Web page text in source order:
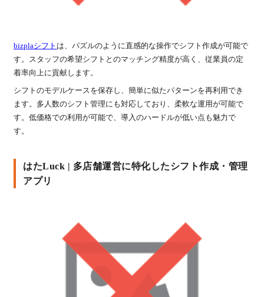
bizplaシフト は、パズルのように直感的な操作でシフト作成が可能で
す。スタッフの希望シフトとのマッチング精度が高く、従業員の定
着率向上に貢献します。
シフトのモデルケースを保存し、簡単に似たパターンを再利用でき
ます。多人数のシフト管理にも対応しており、柔軟な運用が可能で
す。低価格での利用が可能で、導入のハードルが低い点も魅力で
す。
はたLuck | 多店舗運営に特化したシフト作成・管理
アプリ